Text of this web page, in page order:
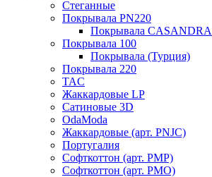
Стеганные
Покрывала PN220
Покрывала CASANDRA
Покрывала 100
Покрывала (Турция)
Покрывала 220
TAC
Жаккардовые LP
Сатиновые 3D
OdaModa
Жаккардовые (арт. PNJC)
Португалия
Софткоттон (арт. PMP)
Софткоттон (арт. PMO)